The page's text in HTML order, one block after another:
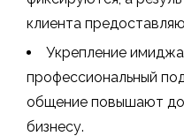
клиента
Укрепление
профессиональный
общение повышают
бизнесу.